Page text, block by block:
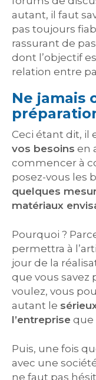
autant, il faut
pas toujours
rassurant de
dont l’objectif
relation entre
Ne jamais
Ceci étant dit, il
vos besoins en
commencer à
posez-vous les
quelques
matériaux
Pourquoi ?
permettra à
jour de la
que vous savez
voulez, vous
autant le
l’entreprise que
Puis, une fois
avec une
ne faut pas